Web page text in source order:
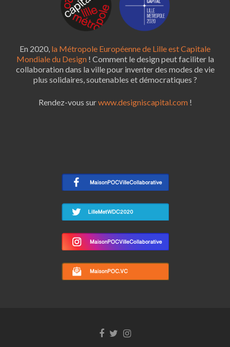
En 2020, la Métropole Européenne de Lille est Capitale
Mondiale du Design ! Comment le design peut faciliter la
collaboration dans la ville pour inventer des modes de vie
plus solidaires, soutenables et démocratiques ?
Rendez-vous surwww.designiscapital.com!
Facebook
TwitterInstagram